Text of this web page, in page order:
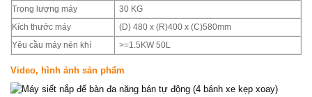
Trọng lượng máy 30 KG
Kích thước máy (D) 480 x (R)400 x (C)580mm
Yêu cầu máy nén khí >=1.5KW 50L
Video, hình ảnh sản phẩm